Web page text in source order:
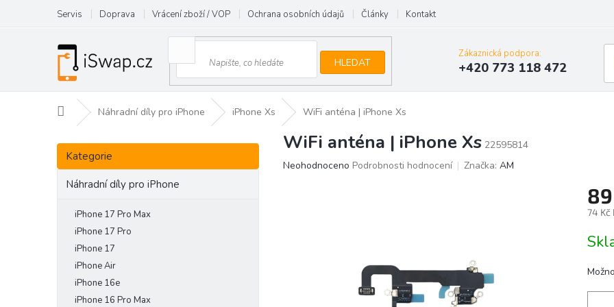
obsah
Servis Doprava Vrácení zboží / VOP Ochrana osobních údajů Články Kontakt
HLEDAT
Zákaznická podpora:
+420 773 118 472
Domů Náhradní díly pro iPhone iPhone Xs WiFi anténa | iPhone Xs
P
s
Přeskočit
kategorie
Kategorie
Náhradní díly pro iPhone
iPhone 17 Pro Max
iPhone 17 Pro
iPhone 17
iPhone Air
iPhone 16e
iPhone 16 Pro Max
WiFi anténa | iPhone Xs 22595814
Průměrné
Neohodnoceno Podrobnosti hodnocení Značka: AM
74 Kč
cena: